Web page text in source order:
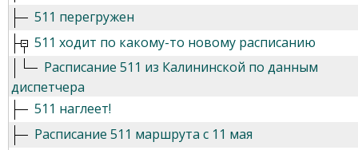
511 перегружен
511 ходит по какому-то новому расписанию
Расписание 511 из Калининской по данным
диспетчера
511 наглеет!
Расписание 511 маршрута с 11 мая